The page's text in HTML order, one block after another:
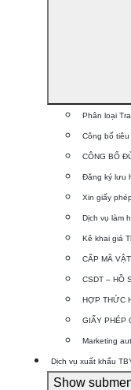
Phân loại
Công bố
CÔNG BỐ
Đăng ký lưu
Xin giấy
Dịch vụ làm
Kê khai giá
CẤP MÃ
CSDT – HỒ
HỢP THỨC
GIẤY PHÉP
Marketing
Dịch vụ xuất khẩu
Show